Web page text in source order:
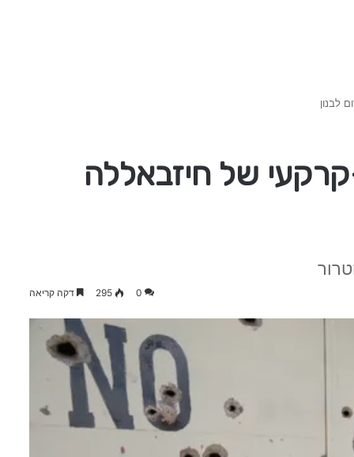
לבנון
של חיזבאללה
0
295 דקה קריאה